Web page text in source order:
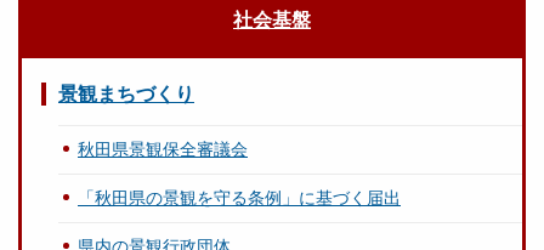
社会基盤
景観まちづくり
秋田県景観保全審議会
「秋田県の景観を守る条例」に基づく届出